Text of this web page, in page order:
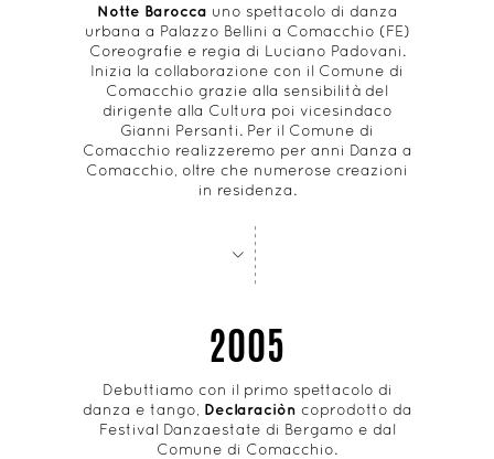
Notte Barocca uno spettacolo di danza
urbana a Palazzo Bellini a Comacchio (FE)
Coreografie e regia di Luciano Padovani.
Inizia la collaborazione con il Comune di
Comacchio grazie alla sensibilità del
dirigente alla Cultura poi vicesindaco
Gianni Persanti. Per il Comune di
Comacchio realizzeremo per anni Danza a
Comacchio, oltre che numerose creazioni
in residenza.
---
- ----
>
2005
Debuttiamo con il primo spettacolo di
danza e tango, Declaraciòn coprodotto da
Festival Danzaestate di Bergamo e dal
Comune di Comacchio.